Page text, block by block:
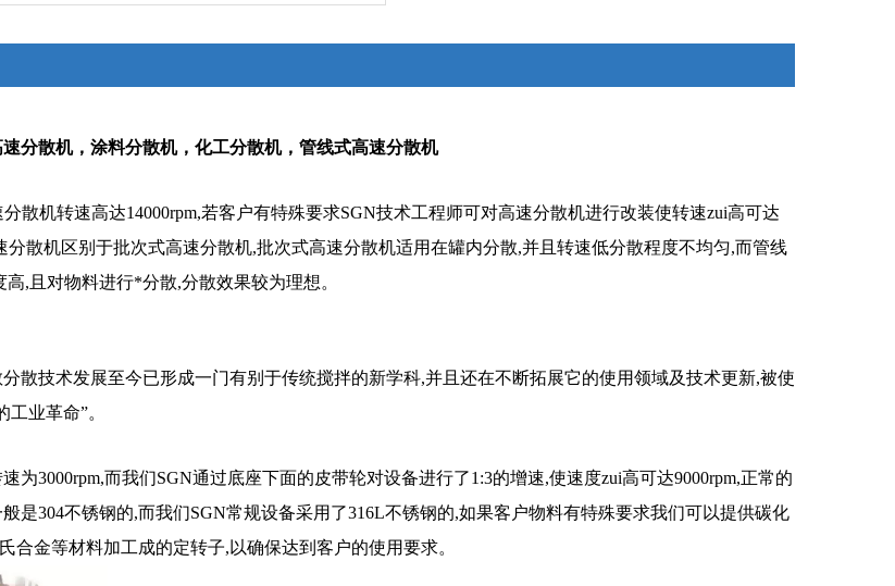
分散机，涂料分散机，化工分散机，管线式高速分散机
散机转速高达14000rpm,若客户有特殊要求SGN技术工程师可对高速分散机进行改装使转速zui高可达
分散机区别于批次式高速分散机,批次式高速分散机适用在罐内分散,并且转速低分散程度不均匀,而管线
,且对物料进行*分散,分散效果较为理想。
散技术发展至今已形成一门有别于传统搅拌的新学科,并且还在不断拓展它的使用领域及技术更新,被使
工业革命”。
为3000rpm,而我们SGN通过底座下面的皮带轮对设备进行了1:3的增速,使速度zui高可达9000rpm,正常的
是304不锈钢的,而我们SGN常规设备采用了316L不锈钢的,如果客户物料有特殊要求我们可以提供碳化
合金等材料加工成的定转子,以确保达到客户的使用要求。